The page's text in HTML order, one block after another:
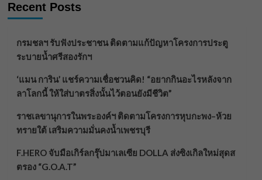
Recent Posts
กรมชลฯ รับฟังประชาชน ติดตามแก้ปัญหาโครงการประตู
ระบายน้ำศรีสองรักฯ
‘แมน การิน’ แชร์ความเชื่อชวนคิด! “อยากกินอะไรหลังจาก
ลาโลกนี้ ให้ใส่บาตรสิ่งนั้นไว้ตอนยังมีชีวิต”
ราชเลขานุการในพระองค์ฯ ติดตามโครงการหุบกะพง–ห้วย
ทรายใต้ เสริมความมั่นคงน้ำเพชรบุรี
F.HERO จับมือเกิร์ลกรุ๊ปมาเลเซีย DOLLA ส่งซิงเกิลใหม่สุดส
ตรอง “G.O.A.T”